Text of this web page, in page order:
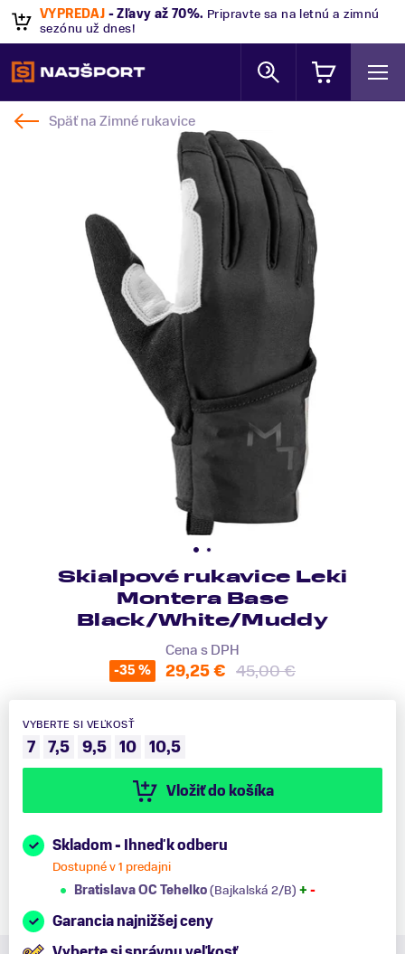
VÝPREDAJ - Zľavy až 70%. Pripravte sa na letnú a zimnú
sezónu už dnes!
Späť naZimné rukavice
Skialpové rukavice Leki
Montera Base
Black/White/Muddy
Cena s DPH
-35 % 29,25 € 45,00 €
VYBERTE SI VEĽKOSŤ
7 7,5 9,5 10 10,5
Vložiť do košíka
Skladom - Ihneď k odberu
Dostupné v 1 predajni
Bratislava OC Tehelko(Bajkalská 2/B) + -
Garancia najnižšej ceny